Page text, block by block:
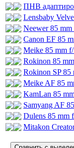
ПНВ
Lensbaby
Neewer 85 mm
Canon EF 85
Meike 85 mm
Rokinon 85
Rokinon SP 85
Meike AF 85
KamLan 85
Samyang AF
Dulens 85 mm
Mitakon